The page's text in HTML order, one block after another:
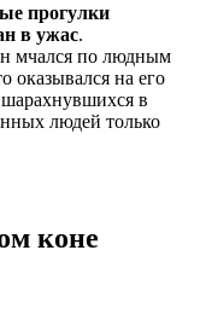
прогулки
в ужас.
мчался по людным
оказывался на его
в
людей только
коне